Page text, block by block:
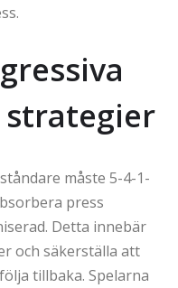
måste 5-4-1-
press
Detta innebär
och säkerställa att
tillbaka. Spelarna